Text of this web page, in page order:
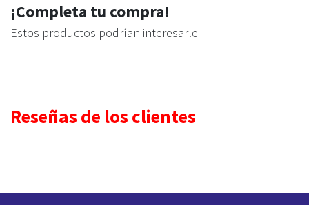
¡Completa tu compra!
Estos productos podrían interesarle
Reseñas de los clientes